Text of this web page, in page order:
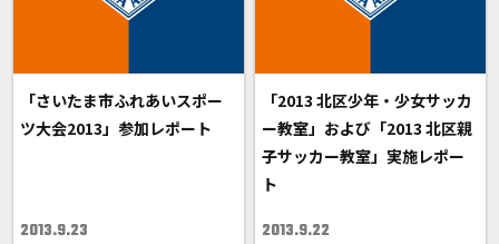
「さいたま市ふれあいスポー
ツ大会2013」参加レポート
2013.9.23
「2013 北区少年・少女サッカ
ー教室」および「2013 北区親
子サッカー教室」実施レポー
ト
2013.9.22